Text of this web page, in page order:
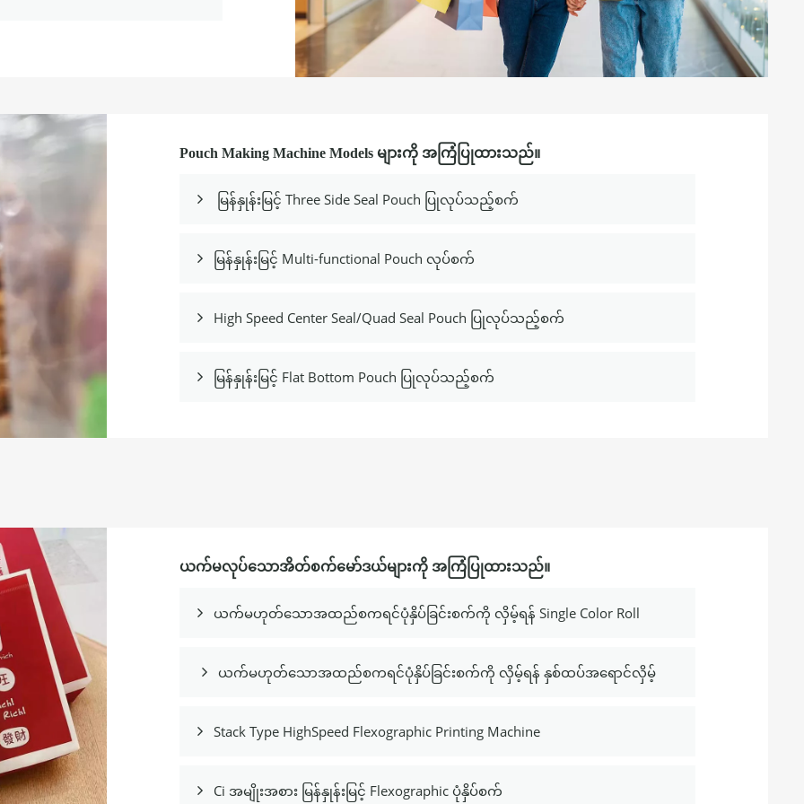
Pouch Making Machine Models များကို အကြံပြုထားသည်။
 မြန်နှုန်းမြင့် Three Side Seal Pouch ပြုလုပ်သည့်စက်
 မြန်နှုန်းမြင့် Multi-functional Pouch လုပ်စက်
 High Speed ​​Center Seal/Quad Seal Pouch ပြုလုပ်သည့်စက်
 မြန်နှုန်းမြင့် Flat Bottom Pouch ပြုလုပ်သည့်စက်
ယက်မလုပ်သောအိတ်စက်မော်ဒယ်များကို အကြံပြုထားသည်။
 ယက်မဟုတ်သောအထည်စကရင်ပုံနှိပ်ခြင်းစက်ကို လှိမ့်ရန် Single Color Roll
 ယက်မဟုတ်သောအထည်စကရင်ပုံနှိပ်ခြင်းစက်ကို လှိမ့်ရန် နှစ်ထပ်အရောင်လှိမ့်
 Stack Type HighSpeed ​​Flexographic Printing Machine
 Ci အမျိုးအစား မြန်နှုန်းမြင့် Flexographic ပုံနှိပ်စက်